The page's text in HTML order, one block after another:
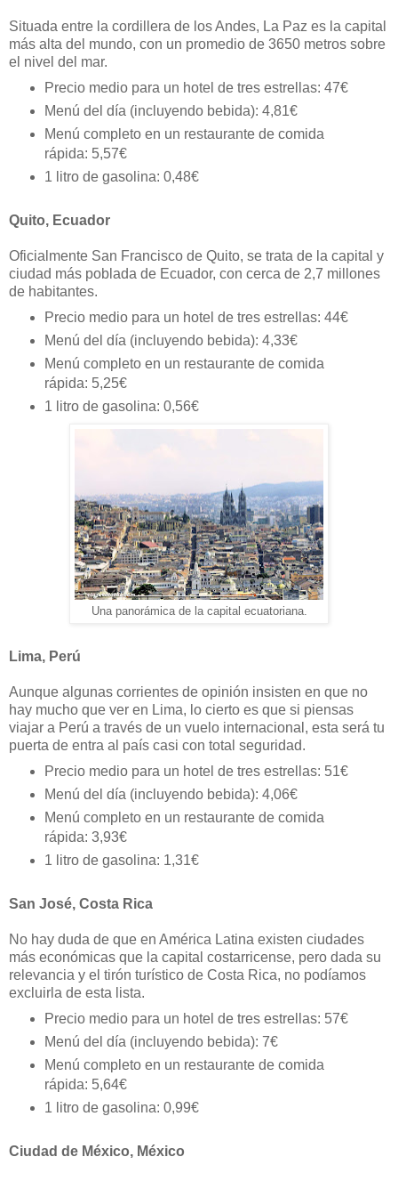
Situada entre la cordillera de los Andes, La Paz es la capital
más alta del mundo, con un promedio de 3650 metros sobre
el nivel del mar.
Precio medio para un hotel de tres estrellas: 47€
Menú del día (incluyendo bebida): 4,81€
Menú completo en un restaurante de comida
rápida: 5,57€
1 litro de gasolina: 0,48€
Quito, Ecuador
Oficialmente San Francisco de Quito, se trata de la capital y
ciudad más poblada de Ecuador, con cerca de 2,7 millones
de habitantes.
Precio medio para un hotel de tres estrellas: 44€
Menú del día (incluyendo bebida): 4,33€
Menú completo en un restaurante de comida
rápida: 5,25€
1 litro de gasolina: 0,56€
Una panorámica de la capital ecuatoriana.
Lima, Perú
Aunque algunas corrientes de opinión insisten en que no
hay mucho que ver en Lima, lo cierto es que si piensas
viajar a Perú a través de un vuelo internacional, esta será tu
puerta de entra al país casi con total seguridad.
Precio medio para un hotel de tres estrellas: 51€
Menú del día (incluyendo bebida): 4,06€
Menú completo en un restaurante de comida
rápida: 3,93€
1 litro de gasolina: 1,31€
San José, Costa Rica
No hay duda de que en América Latina existen ciudades
más económicas que la capital costarricense, pero dada su
relevancia y el tirón turístico de Costa Rica, no podíamos
excluirla de esta lista.
Precio medio para un hotel de tres estrellas: 57€
Menú del día (incluyendo bebida): 7€
Menú completo en un restaurante de comida
rápida: 5,64€
1 litro de gasolina: 0,99€
Ciudad de México, México